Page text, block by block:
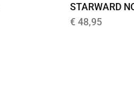
STARWARD
€ 48,95